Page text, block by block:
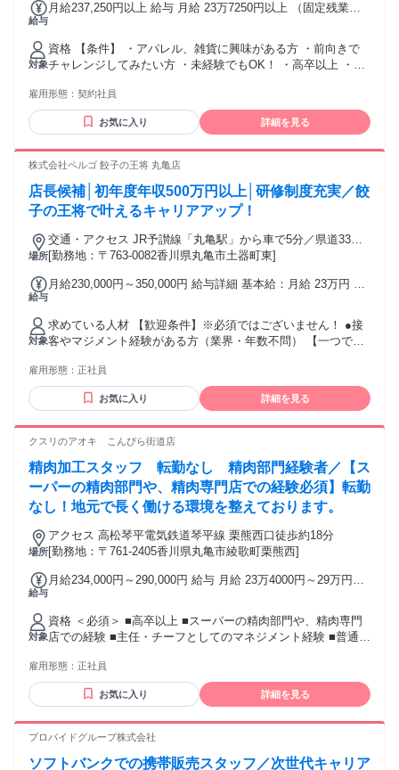
給与
月給237,250円以上 給与 月給 23万7250円以上 （固定残業代
（固定残業時間：22時間） 固定残業時間を超えた勤務時間に
ついては別途残業代を支給する 交通費：交通費支給
対象
資格 【条件】 ・アパレル、雑貨に興味がある方 ・前向きで
チャレンジしてみたい方 ・未経験でもOK！ ・高卒以上 ・契
大卒も歓迎 ※フリーター歓迎 未経験から憧れのアパレル販売
スタッフに！ アパレル・コスメ・化粧品などの販売スタッフ
経験者優遇！ トレンドに敏感な方大歓迎♪ 「おしゃれが好
き」など、 あなたのスキを活かして働けます！ 直販ではお客
付きますよ♪ 将来、「コーディネーター」や 「ファッション
デザイナー」などを目指している方や 「カラーコーディネー
バイト・パート、派遣問わず、 様々な業界から転職してきた
方が活躍中！
雇用形態： 契約社員
お気に入り 詳細を見る
株式会社ペルゴ 餃子の王将 丸亀店
店長候補│初年度年収500万円以上│研修制度充実／餃
子の王将で叶えるキャリアアップ！
場所
交通・アクセス JR予讃線「丸亀駅」から車で5分／県道33号
線沿い
[勤務地：〒763-0082香川県丸亀市土器町東]
給与
月給230,000円～350,000円 給与詳細 基本給：月給 23万円 〜
れる通勤・皆勤・家族手当金額：なし 全員に一律で支払われ
るその他手当金額：なし ※残業代全額支給 ※給与支給日は毎
月15日（口座振込） 【賞与】 年3回（8月・12月・3月） 【昇
給】 あり（役職に伴った昇給制度） 【手当】 ■残業手当（1
限2万900円／規定支給） ■各種達成給・評価給 ■奨学金返済
支援手当 ■子ども手当 ■役職手当 ＼頑張りが評価される環境
です！／ 毎年3月に1年間の働きぶりが評価され、優秀社員に
表彰状と金一封が授与されます。 最優秀賞や優秀調理賞、新
人賞、新人努力賞、特別社長賞等、色々な賞があり、多くの
社員が目指して頑張っております！ 入社後、どんどんトライ
してみてください！
対象
求めている人材 【歓迎条件】※必須ではございません！ ●接
客やマジメント経験がある方（業界・年数不問） 【一つでも
な方 ●地域に愛されるお店作りをしたい方 ●店舗運営のノウハ
ウを学びたい方 ●誰かを笑顔にできる仕事をしたい方 ●働きや
すい、人間関係の良い場所で働きたい方 ★未経験OK ★30代
雇用形態： 正社員
お気に入り 詳細を見る
クスリのアオキ こんぴら街道店
精肉加工スタッフ 転勤なし 精肉部門経験者／【ス
ーパーの精肉部門や、精肉専門店での経験必須】転勤
なし！地元で長く働ける環境を整えております。
場所
アクセス 高松琴平電気鉄道琴平線 栗熊西口徒歩約18分
[勤務地：〒761-2405香川県丸亀市綾歌町栗熊西]
給与
月給234,000円～290,000円 給与 月給 23万4000円～29万円
※ただし、短時間勤務・早番固定社員は 当社規定に従い額が
変動します。 交通費：交通費支給
対象
資格 ＜必須＞ ■高卒以上 ■スーパーの精肉部門や、精肉専門
店での経験 ■主任・チーフとしてのマネジメント経験 ■普通自
マネジメント経験を活かしたい！ ◎明るく元気な対応ができ
る ◎誰とでも誠実にコミュニケーションをとれる ◎地域貢献
をしたい ◎部門長を目指してキャリアアップをしたい方
雇用形態： 正社員
お気に入り 詳細を見る
プロバイドグループ株式会社
ソフトバンクでの携帯販売スタッフ／次世代キャリア